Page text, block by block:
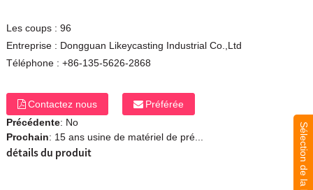
Les coups : 96
Entreprise : Dongguan Likeycasting Industrial Co.,Ltd
Téléphone : +86-135-5626-2868
Contactez nous
Préférée
Précédente: No
Prochain: 15 ans usine de matériel de pré...
détails du produit